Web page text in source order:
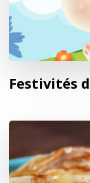
Festivités